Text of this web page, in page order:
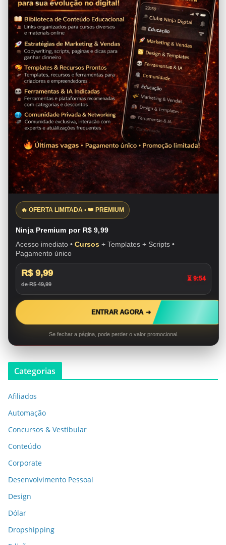
🔥 OFERTA LIMITADA • 👑 PREMIUM
Ninja Premium por R$ 9,99
Acesso imediato • Cursos + Templates + Scripts •
Pagamento único
R$ 9,99
de R$ 49,99
⏳ 9:54
ENTRAR AGORA ➜
Se fechar a página, pode perder o valor promocional.
Categorias
Afiliados
Automação
Concursos & Vestibular
Conteúdo
Corporate
Desenvolvimento Pessoal
Design
Dólar
Dropshipping